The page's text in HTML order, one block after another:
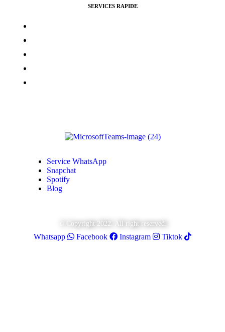
SERVICES RAPIDE
Service WhatsApp
Snapchat
Spotify
Blog
© Copyright 2022. All right reserved.
Whatsapp Facebook Instagram Tiktok